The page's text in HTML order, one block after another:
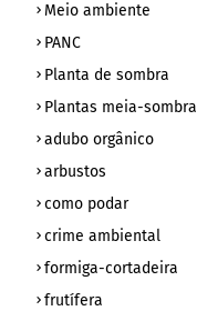
Meio ambiente
PANC
Planta de sombra
Plantas meia-sombra
adubo orgânico
arbustos
como podar
crime ambiental
formiga-cortadeira
frutífera